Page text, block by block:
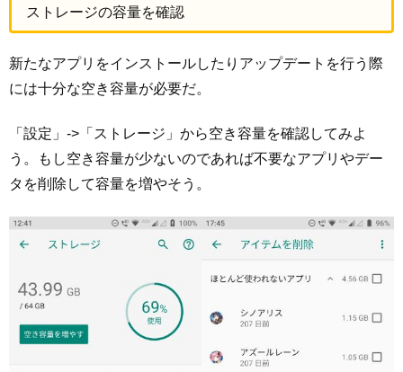
ストレージの容量を確認
新たなアプリをインストールしたりアップデートを行う際
には十分な空き容量が必要だ。
「設定」->「ストレージ」から空き容量を確認してみよ
う。もし空き容量が少ないのであれば不要なアプリやデー
タを削除して容量を増やそう。